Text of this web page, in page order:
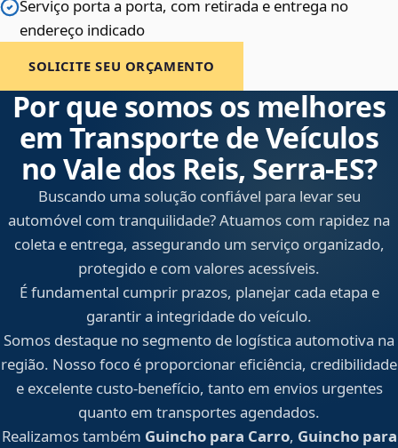
Serviço porta a porta, com retirada e entrega no
endereço indicado
SOLICITE SEU ORÇAMENTO
Por que somos os melhores
em Transporte de Veículos
no Vale dos Reis, Serra‑ES?
Buscando uma solução confiável para levar seu
automóvel com tranquilidade? Atuamos com rapidez na
coleta e entrega, assegurando um serviço organizado,
protegido e com valores acessíveis.
É fundamental cumprir prazos, planejar cada etapa e
garantir a integridade do veículo.
Somos destaque no segmento de logística automotiva na
região. Nosso foco é proporcionar eficiência, credibilidade
e excelente custo-benefício, tanto em envios urgentes
quanto em transportes agendados.
Realizamos também Guincho para Carro, Guincho para